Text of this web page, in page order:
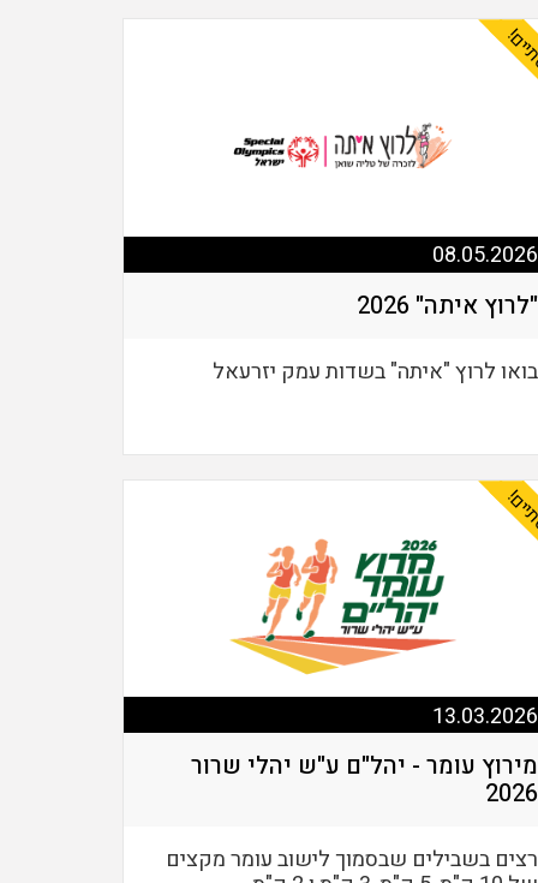
"לרוץ איתה" 2026
08.05.2026
בואו לרוץ "איתה" בשדות עמק יזרעאל
מירוץ עומר - יהל"ם ע"ש יהלי שרור
2026
13.03.2026
רצים בשבילים שבסמוך לישוב עומר מקצים